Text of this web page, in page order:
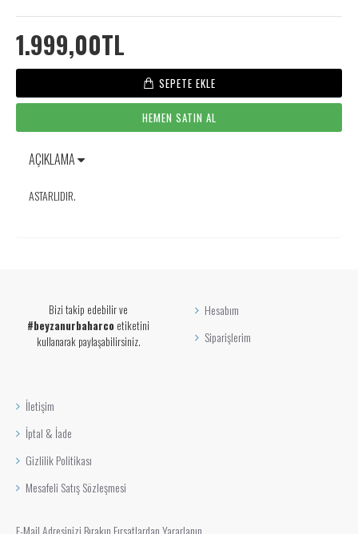
1.999,00TL
SEPETE EKLE
HEMEN SATIN AL
AÇIKLAMA
ASTARLIDIR.
Bizi takip edebilir ve
#beyzanurbaharco etiketini
kullanarak paylaşabilirsiniz.
Hesabım
Siparişlerim
İletişim
İptal & İade
Gizlilik Politikası
Mesafeli Satış Sözleşmesi
E-Mail Adresinizi Bırakın Fırsatlardan Yararlanın...